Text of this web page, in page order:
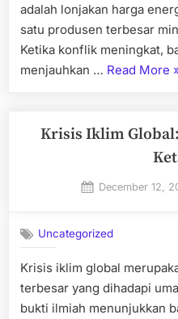
adalah lonjakan harga
satu produsen terbesar
Ketika konflik meningkat,
menjauhkan … Read More
Krisis Iklim
Posted
December 12,
Uncategorized
Krisis iklim global
terbesar yang dihadapi
bukti ilmiah menunjukkan